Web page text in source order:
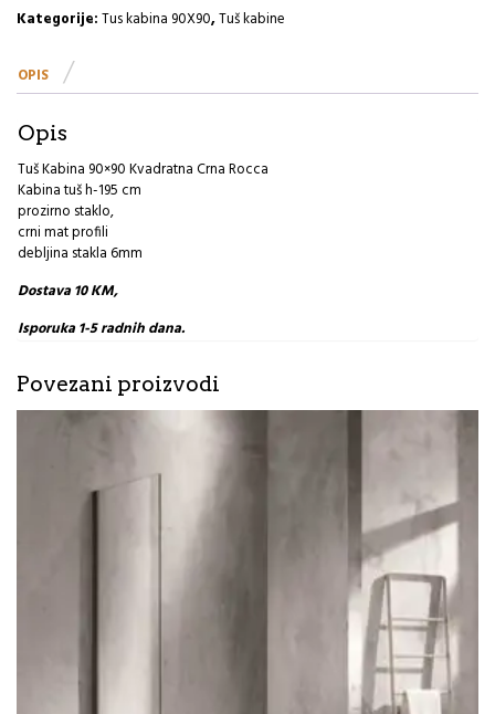
Crna
Rocco
količina
Kategorije:Tus kabina 90X90,Tuš kabine
OPIS
Opis
Tuš Kabina 90×90 Kvadratna Crna Rocca
Kabina tuš h-195 cm
prozirno staklo,
crni mat profili
debljina stakla 6mm
Dostava 10 KM,
Isporuka 1-5 radnih dana.
Povezani proizvodi